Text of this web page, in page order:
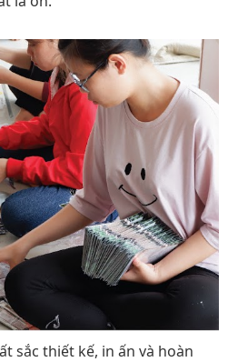
sắc thiết kế, in ấn và hoàn